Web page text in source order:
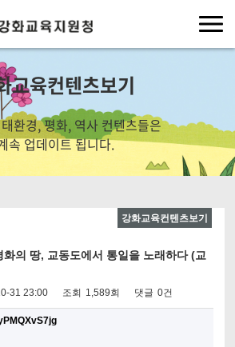
교육컨텐츠보기
환경, 평화, 역사 컨텐츠들은
속 업데이트 됩니다.
강화교육컨텐츠보기
의 땅, 교동도에서 통일을 노래하다 (교
31 23:00 조회 1,589회 댓글 0건